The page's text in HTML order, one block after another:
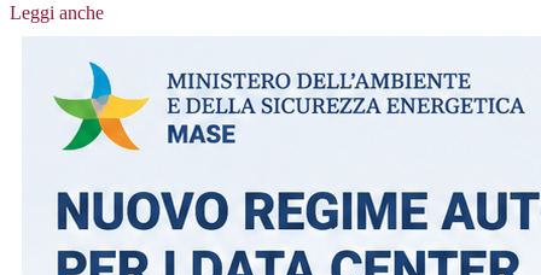
Leggi anche